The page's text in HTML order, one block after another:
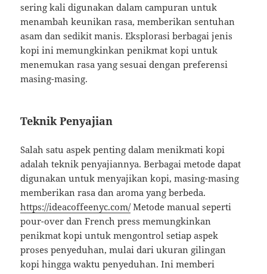
sering kali digunakan dalam campuran untuk
menambah keunikan rasa, memberikan sentuhan
asam dan sedikit manis. Eksplorasi berbagai jenis
kopi ini memungkinkan penikmat kopi untuk
menemukan rasa yang sesuai dengan preferensi
masing-masing.
Teknik Penyajian
Salah satu aspek penting dalam menikmati kopi
adalah teknik penyajiannya. Berbagai metode dapat
digunakan untuk menyajikan kopi, masing-masing
memberikan rasa dan aroma yang berbeda.
https://ideacoffeenyc.com/Metode manual seperti
pour-over dan French press memungkinkan
penikmat kopi untuk mengontrol setiap aspek
proses penyeduhan, mulai dari ukuran gilingan
kopi hingga waktu penyeduhan. Ini memberi